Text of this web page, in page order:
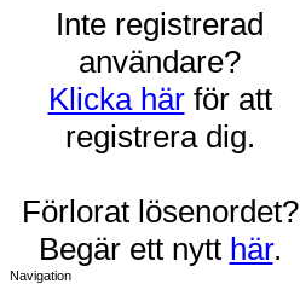
Inte registrerad
användare?
Klicka härför att
registrera dig.
Förlorat lösenordet?
Begär ett nytt här.
Navigation